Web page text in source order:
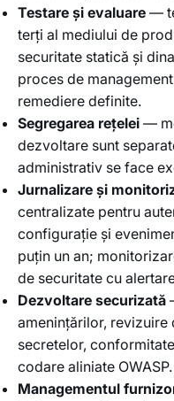
Testare și evaluare —
terți al mediului de
securitate statică și
proces de
remediere definite.
Segregarea rețelei —
dezvoltare sunt
administrativ se face
Jurnalizare și
centralizate pentru
configurație și
puțin un an;
de securitate cu
Dezvoltare securizată
amenințărilor, revizuire
secretelor,
codare aliniate OWASP.
Managementul